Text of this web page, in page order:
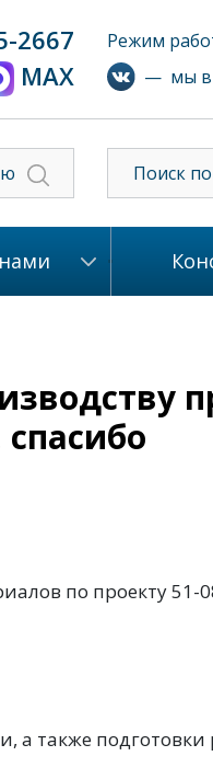
2667
MAX
Режим
— мы в
Поиск
по проекту 51-
а также подготовки